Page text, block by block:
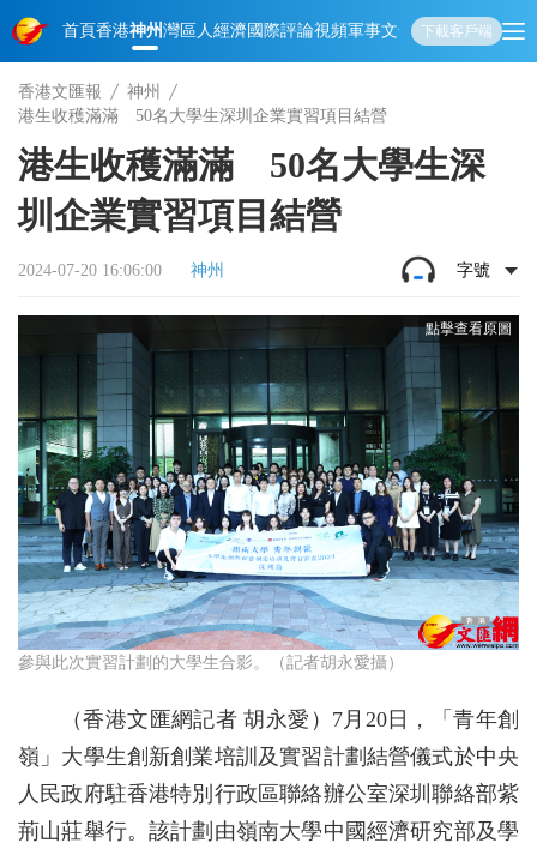
首頁香港神州灣區人經濟國際評論視頻軍事文化 娛樂生活教育體
下載客戶端
香港文匯報
神州
港生收穫滿滿 50名大學生深圳企業實習項目結營
港生收穫滿滿 50名大學生深
圳企業實習項目結營
2024-07-20 16:06:00 神州 字號
參與此次實習計劃的大學生合影。（記者胡永愛攝）
（香港文匯網記者 胡永愛）7月20日，「青年創
嶺」大學生創新創業培訓及實習計劃結營儀式於中央
人民政府駐香港特別行政區聯絡辦公室深圳聯絡部紫
荊山莊舉行。該計劃由嶺南大學中國經濟研究部及學